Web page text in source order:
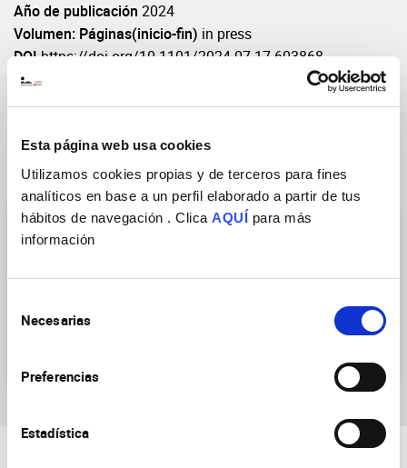
Esta página web usa cookies
Utilizamos cookies propias y de terceros para fines
analíticos en base a un perfil elaborado a partir de tus
hábitos de navegación . Clica AQUÍ para más
información
Necesarias
Preferencias
Estadística
Año de publicación 2024
Volumen: Páginas(inicio-fin) in press
DOIhttps://doi.org/10.1101/2024.07.17.603868
Grupos de Investigación
→ Línea emergente:
Plasticidad de las redes